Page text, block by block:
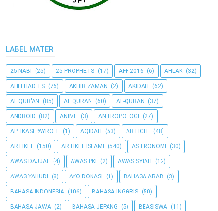
LABEL MATERI
25 NABI (25) 25 PROPHETS (17) AFF 2016 (6) AHLAK (32)
AHLI HADITS (76) AKHIR ZAMAN (2) AKIDAH (62)
AL QUR'AN (85) AL QURAN (60) AL-QURAN (37)
ANDROID (82) ANIME (3) ANTROPOLOGI (27)
APLIKASI PAYROLL (1) AQIDAH (53) ARTICLE (48)
ARTIKEL (150) ARTIKEL ISLAMI (540) ASTRONOMI (30)
AWAS DAJJAL (4) AWAS PKI (2) AWAS SYIAH (12)
AWAS YAHUDI (8) AYO DONASI (1) BAHASA ARAB (3)
BAHASA INDONESIA (106) BAHASA INGGRIS (50)
BAHASA JAWA (2) BAHASA JEPANG (5) BEASISWA (11)